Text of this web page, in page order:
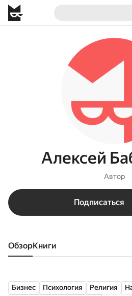
Алексей
Автор
Подписаться
Обзор книги
Бизнес Психология Религия